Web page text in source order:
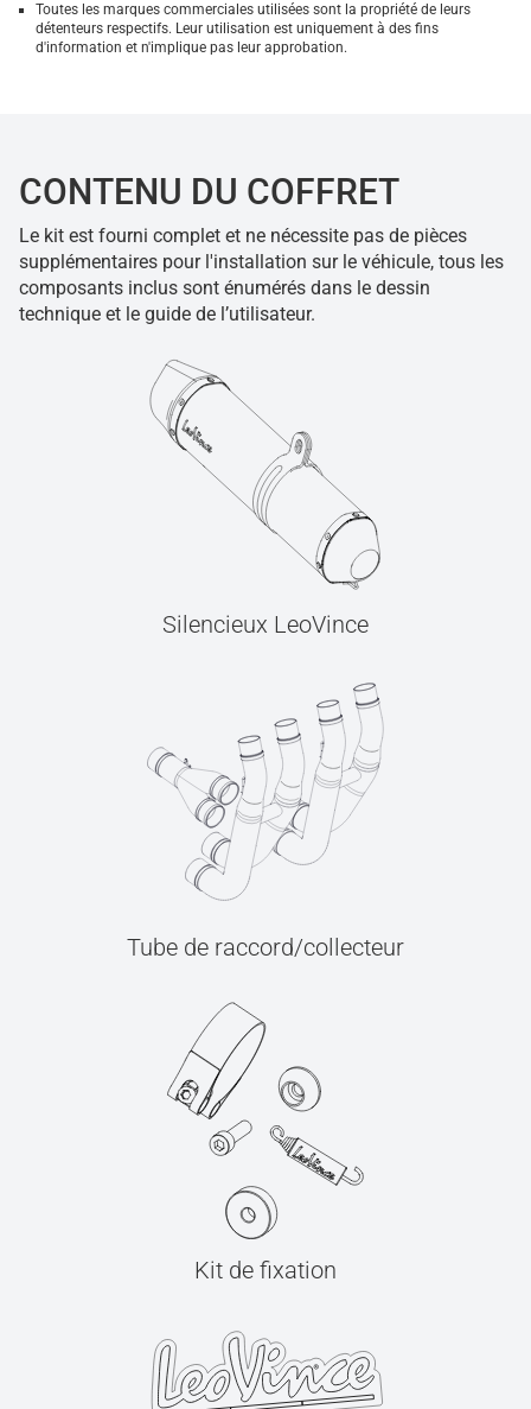
Toutes les marques commerciales utilisées sont la propriété de leurs
détenteurs respectifs. Leur utilisation est uniquement à des fins
d'information et n'implique pas leur approbation.
CONTENU DU COFFRET
Le kit est fourni complet et ne nécessite pas de pièces
supplémentaires pour l'installation sur le véhicule, tous les
composants inclus sont énumérés dans le dessin
technique et le guide de l’utilisateur.
Silencieux LeoVince
Tube de raccord/collecteur
Kit de fixation